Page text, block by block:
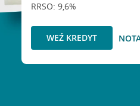
RRSO: 9,6%
WEŹ KREDYT